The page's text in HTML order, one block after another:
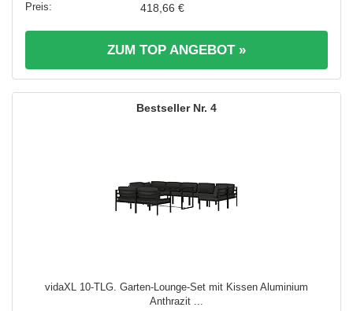
418,66 €
ZUM TOP ANGEBOT »
4
vidaXL 10-TLG. Garten-Lounge-Set mit Kissen Aluminium
Anthrazit ...